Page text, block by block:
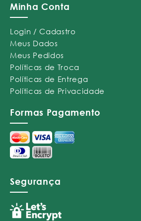
Minha Conta
Login / Cadastro
Meus Dados
Meus Pedidos
Políticas de Troca
Políticas de Entrega
Políticas de Privacidade
Formas Pagamento
Segurança